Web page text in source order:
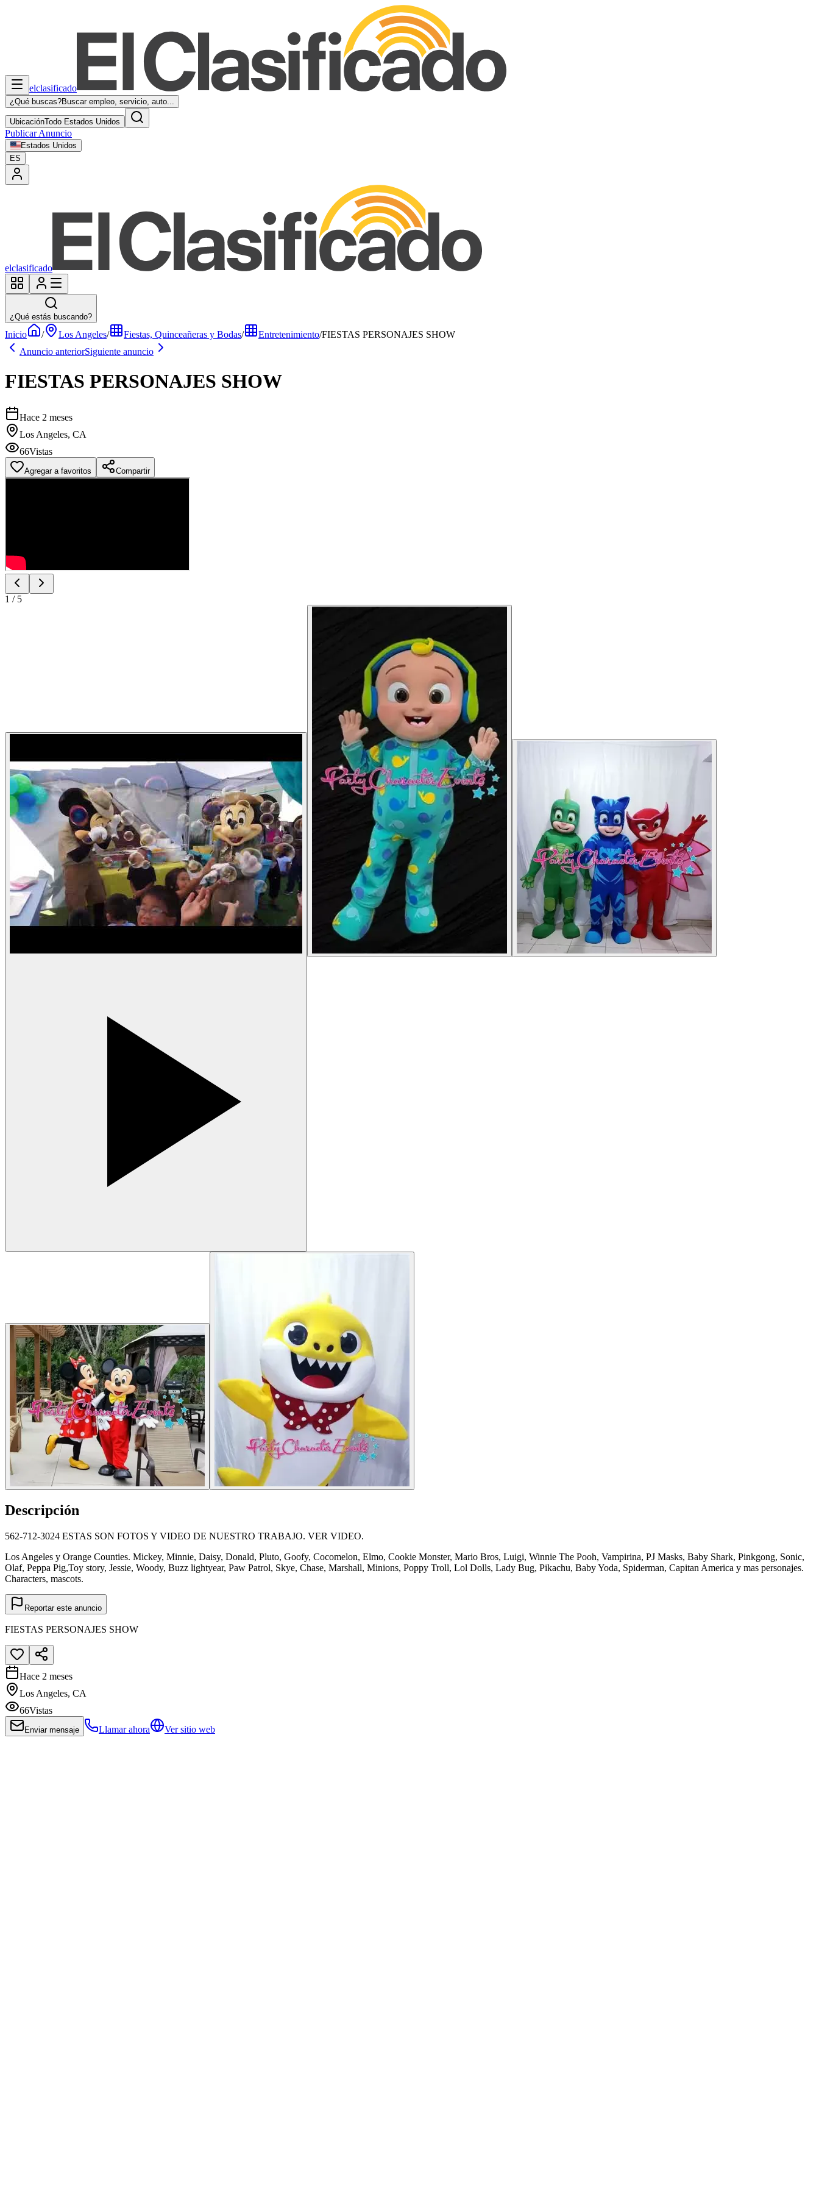
elclasificado
¿Qué buscas?Buscar empleo, servicio, auto...
UbicaciónTodo Estados Unidos
Publicar Anuncio
Estados Unidos
ES
elclasificado
¿Qué estás buscando?
Inicio / Los Angeles/ Fiestas, Quinceañeras y Bodas/ Entretenimiento/FIESTAS PERSONAJES SHOW
Anuncio anteriorSiguiente anuncio
FIESTAS PERSONAJES SHOW
Hace 2 meses
Los Angeles, CA
66Vistas
Agregar a favoritos Compartir
1 / 5
Descripción
562-712-3024 ESTAS SON FOTOS Y VIDEO DE NUESTRO TRABAJO. VER VIDEO.
Los Angeles y Orange Counties. Mickey, Minnie, Daisy, Donald, Pluto, Goofy, Cocomelon, Elmo, Cookie Monster, Mario Bros, Luigi, Winnie The Pooh, Vampirina, PJ Masks, Baby Shark, Pinkgong, Sonic,
Olaf, Peppa Pig,Toy story, Jessie, Woody, Buzz lightyear, Paw Patrol, Skye, Chase, Marshall, Minions, Poppy Troll, Lol Dolls, Lady Bug, Pikachu, Baby Yoda, Spiderman, Capitan America y mas personajes.
Characters, mascots.
Reportar este anuncio
FIESTAS PERSONAJES SHOW
Hace 2 meses
Los Angeles, CA
66Vistas
Enviar mensaje Llamar ahora Ver sitio web